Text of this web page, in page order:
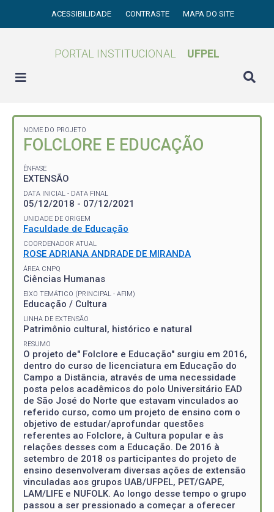
ACESSIBILIDADE CONTRASTE MAPA DO SITE
PORTAL INSTITUCIONAL UFPEL
NOME DO PROJETO
FOLCLORE E EDUCAÇÃO
ÊNFASE
EXTENSÃO
DATA INICIAL - DATA FINAL
05/12/2018 - 07/12/2021
UNIDADE DE ORIGEM
Faculdade de Educação
COORDENADOR ATUAL
ROSE ADRIANA ANDRADE DE MIRANDA
ÁREA CNPQ
Ciências Humanas
EIXO TEMÁTICO (PRINCIPAL - AFIM)
Educação / Cultura
LINHA DE EXTENSÃO
Patrimônio cultural, histórico e natural
RESUMO
O projeto de" Folclore e Educação" surgiu em 2016,
dentro do curso de licenciatura em Educação do
Campo a Distância, através de uma necessidade
posta pelos acadêmicos do polo Universitário EAD
de São José do Norte que estavam vinculados ao
referido curso, como um projeto de ensino com o
objetivo de estudar/aprofundar questões
referentes ao Folclore, à Cultura popular e às
relações desses com a Educação. De 2016 à
setembro de 2018 os participantes do projeto de
ensino desenvolveram diversas ações de extensão
vinculadas aos grupos UAB/UFPEL, PET/GAPE,
LAM/LIFE e NUFOLK. Ao longo desse tempo o grupo
passou a ser pressionado a começar a oferecer